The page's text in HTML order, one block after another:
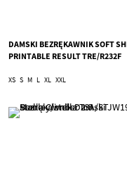
DAMSKI BEZRĘKAWNIK SOFT
PRINTABLE RESULT TRE/R232F
XS S M L XL XXL